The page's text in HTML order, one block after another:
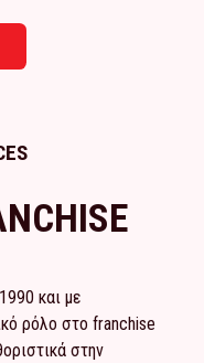
και με
ρόλο στο franchise
στην